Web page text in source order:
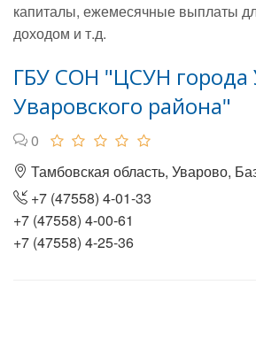
капиталы, ежемесячные выплаты
доходом и т.д.
ГБУ СОН "ЦСУН города
Уваровского района"
0
Тамбовская область, Уварово,
+7 (47558) 4-01-33
+7 (47558) 4-00-61
+7 (47558) 4-25-36